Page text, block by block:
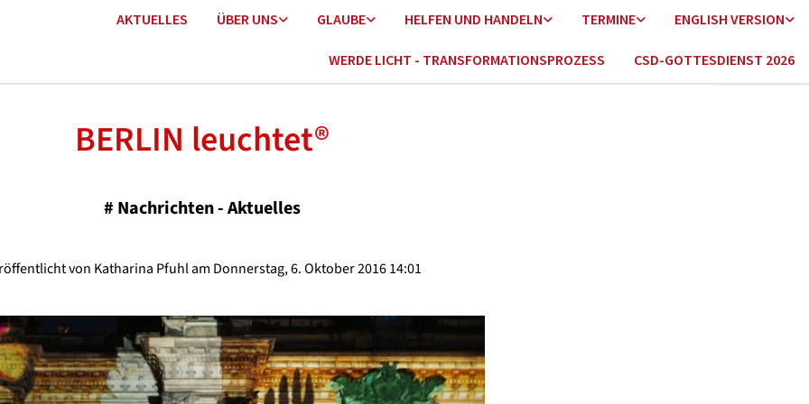
AKTUELLES ÜBER UNS GLAUBE HELFEN UND HANDELN TERMINE ENGLISH VERSION
WERDE LICHT - TRANSFORMATIONSPROZESS CSD-GOTTESDIENST 2026
BERLIN leuchtet®
# Nachrichten - Aktuelles
von Katharina Pfuhl am Donnerstag, 6. Oktober 2016 14:01